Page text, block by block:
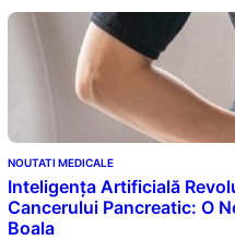
NOUTATI MEDICALE
Inteligența Artificială
Cancerului Pancreatic: O
Boala